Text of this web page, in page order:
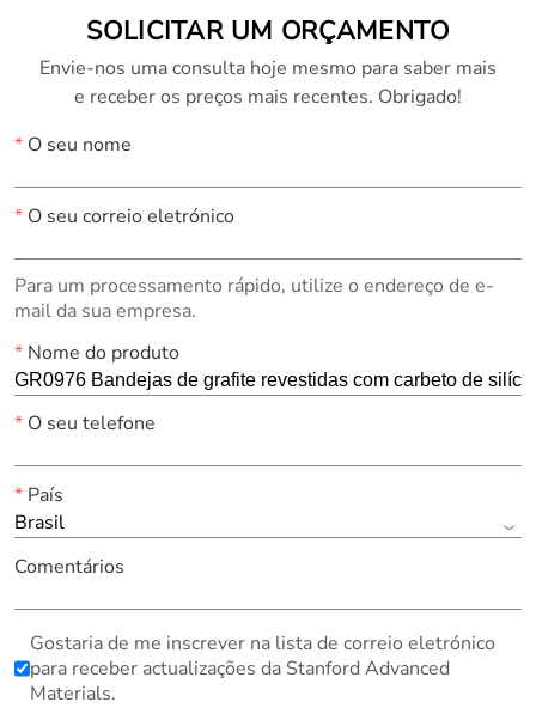
SOLICITAR UM ORÇAMENTO
Envie-nos uma consulta hoje mesmo para saber mais
e receber os preços mais recentes. Obrigado!
*O seu nome
*O seu correio eletrónico
Para um processamento rápido, utilize o endereço de e-
mail da sua empresa.
*Nome do produto
*O seu telefone
*País
Brasil
Comentários
Gostaria de me inscrever na lista de correio eletrónico
para receber actualizações da Stanford Advanced
Materials.